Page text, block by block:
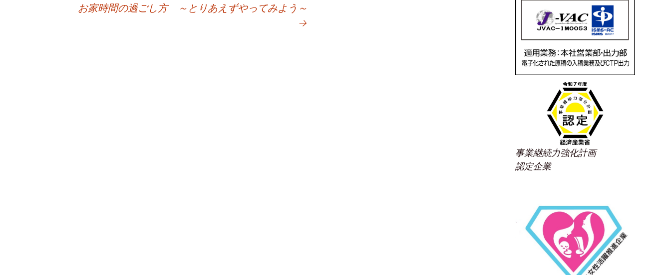
お家時間の過ごし方 ～とりあえずやってみよう～
→
事業継続力強化計画
認定企業